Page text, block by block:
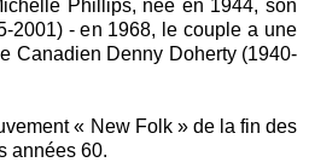
Phillips, née en 1944, son
2001) - en 1968, le couple a une
Canadien Denny Doherty (1940-
« New Folk » de la fin des
années 60.